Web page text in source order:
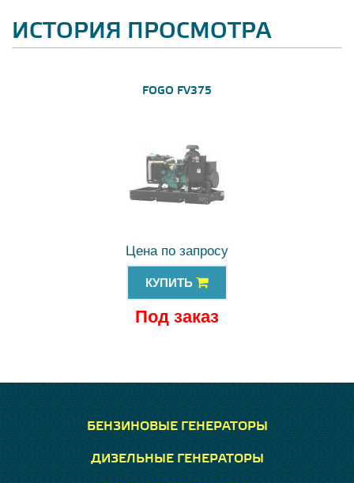
ИСТОРИЯ ПРОСМОТРА
FOGO FV375
Цена по запросу
КУПИТЬ
Под заказ
БЕНЗИНОВЫЕ ГЕНЕРАТОРЫ
ДИЗЕЛЬНЫЕ ГЕНЕРАТОРЫ